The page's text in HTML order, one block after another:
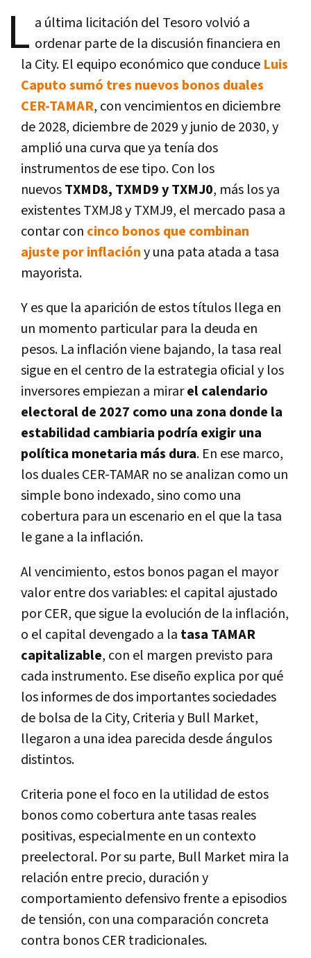
L a última licitación del Tesoro volvió a
ordenar parte de la discusión financiera en
la City. El equipo económico que conduce Luis
Caputo sumó tres nuevos bonos duales
CER-TAMAR, con vencimientos en diciembre
de 2028, diciembre de 2029 y junio de 2030, y
amplió una curva que ya tenía dos
instrumentos de ese tipo. Con los
nuevosTXMD8, TXMD9 y TXMJ0, más los ya
existentes TXMJ8 y TXMJ9, el mercado pasa a
contar con cinco bonos que combinan
ajuste por inflacióny una pata atada a tasa
mayorista.
Y es que la aparición de estos títulos llega en
un momento particular para la deuda en
pesos. La inflación viene bajando, la tasa real
sigue en el centro de la estrategia oficial y los
inversores empiezan a mirarel calendario
electoral de 2027 como una zona donde la
estabilidad cambiaria podría exigir una
política monetaria más dura. En ese marco,
los duales CER-TAMAR no se analizan como un
simple bono indexado, sino como una
cobertura para un escenario en el que la tasa
le gane a la inflación.
Al vencimiento, estos bonos pagan el mayor
valor entre dos variables: el capital ajustado
por CER, que sigue la evolución de la inflación,
o el capital devengado a la tasa TAMAR
capitalizable, con el margen previsto para
cada instrumento. Ese diseño explica por qué
los informes de dos importantes sociedades
de bolsa de la City, Criteria y Bull Market,
llegaron a una idea parecida desde ángulos
distintos.
Criteria pone el foco en la utilidad de estos
bonos como cobertura ante tasas reales
positivas, especialmente en un contexto
preelectoral. Por su parte, Bull Market mira la
relación entre precio, duración y
comportamiento defensivo frente a episodios
de tensión, con una comparación concreta
contra bonos CER tradicionales.